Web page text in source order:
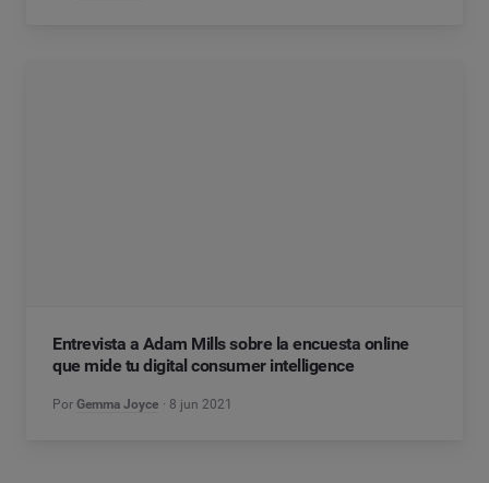
Entrevista a Adam Mills sobre la encuesta online
que mide tu digital consumer intelligence
Por Gemma Joyce 8 jun 2021